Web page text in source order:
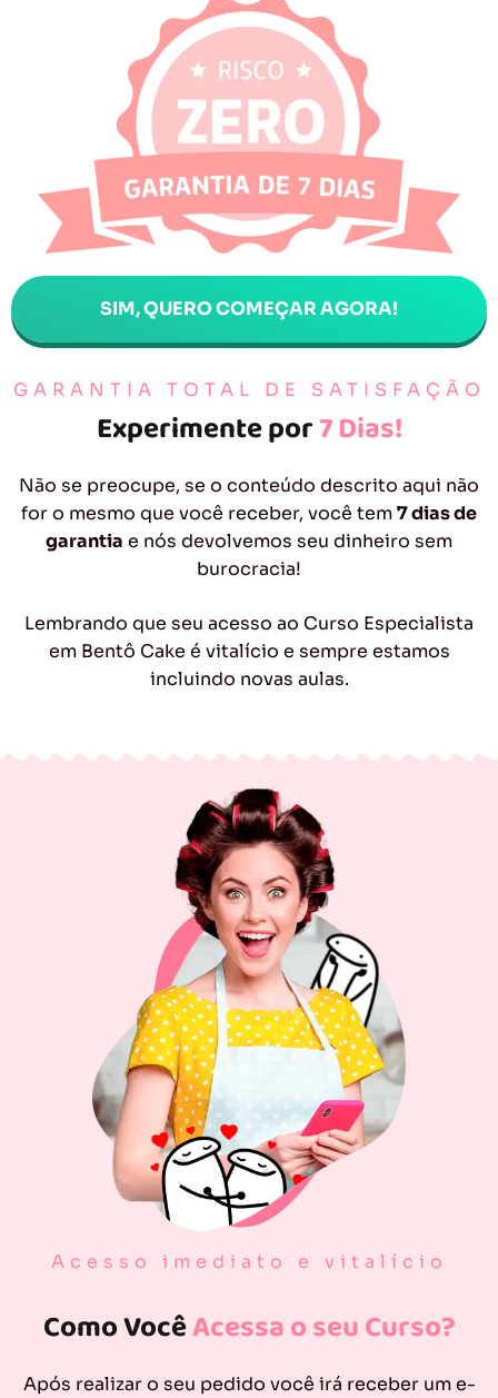
GARANTIA TOTAL DE SATISFAÇÃO
Experimente por7 Dias!
Não se preocupe, se o conteúdo descrito aqui não
for o mesmo que você receber, você tem7 dias de
garantia e nós devolvemos seu dinheiro sem
burocracia!
Lembrando que seu acesso ao Curso Especialista
em Bentô Cake é vitalício e sempre estamos
incluindo novas aulas.
SIM, QUERO COMEÇAR AGORA!
Acesso imediato e vitalício
Como VocêAcessa o seu Curso?
Após realizar o seu pedido você irá receber um e-